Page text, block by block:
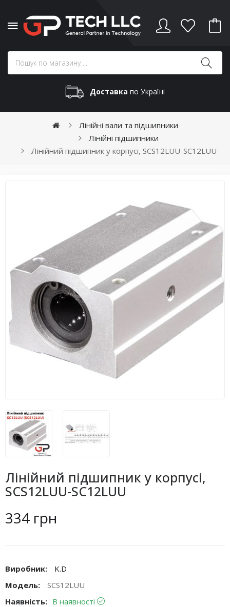
Доставка по Україні
Лінійні вали та підшипники
Лінійні підшипники
Лінійний підшипник у корпусі, SCS12LUU-SC12LUU
Лінійний підшипник у корпусі,
SCS12LUU-SC12LUU
334 грн
Виробник:
K.D
Модель:
SCS12LUU
Наявність: В наявності